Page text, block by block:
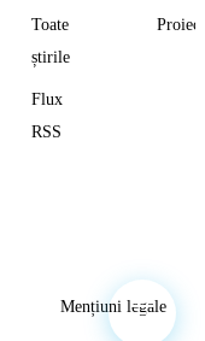
Toate
știrile
Flux
RSS
Mențiuni legale